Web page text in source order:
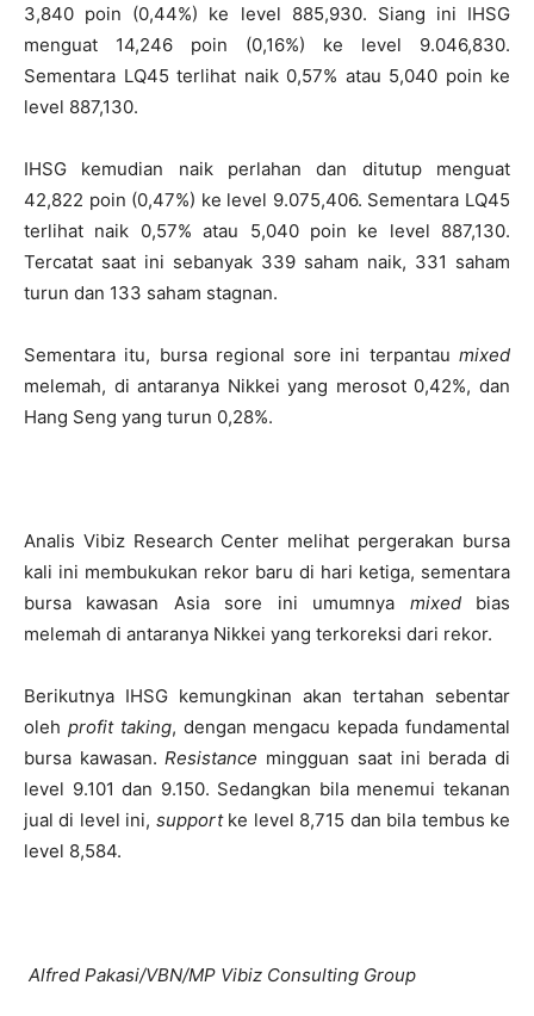
3,840 poin (0,44%) ke level 885,930. Siang ini IHSG
menguat 14,246 poin (0,16%) ke level 9.046,830.
Sementara LQ45 terlihat naik 0,57% atau 5,040 poin ke
level 887,130.
IHSG kemudian naik perlahan dan ditutup menguat
42,822 poin (0,47%) ke level 9.075,406. Sementara LQ45
terlihat naik 0,57% atau 5,040 poin ke level 887,130.
Tercatat saat ini sebanyak 339 saham naik, 331 saham
turun dan 133 saham stagnan.
Sementara itu, bursa regional sore ini terpantau mixed
melemah, di antaranya Nikkei yang merosot 0,42%, dan
Hang Seng yang turun 0,28%.
Analis Vibiz Research Center melihat pergerakan bursa
kali ini membukukan rekor baru di hari ketiga, sementara
bursa kawasan Asia sore ini umumnya mixedbias
melemah di antaranya Nikkei yang terkoreksi dari rekor.
Berikutnya IHSG kemungkinan akan tertahan sebentar
oleh profit taking, dengan mengacu kepada fundamental
bursa kawasan.Resistance mingguan saat ini berada di
level 9.101 dan 9.150. Sedangkan bila menemui tekanan
jual di level ini, supportke level 8,715 dan bila tembus ke
level 8,584.
Alfred Pakasi/VBN/MP Vibiz Consulting Group